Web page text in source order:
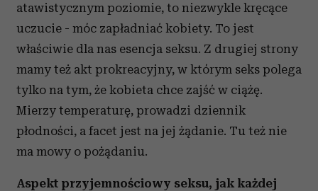
atawistycznym poziomie, to niezwykle kręcące
uczucie - móc zapładniać kobiety. To jest
właściwie dla nas esencja seksu. Z drugiej strony
mamy też akt prokreacyjny, w którym seks polega
tylko na tym, że kobieta chce zajść w ciążę.
Mierzy temperaturę, prowadzi dziennik
płodności, a facet jest na jej żądanie. Tu też nie
ma mowy o pożądaniu.
Aspekt przyjemnościowy seksu, jak każdej